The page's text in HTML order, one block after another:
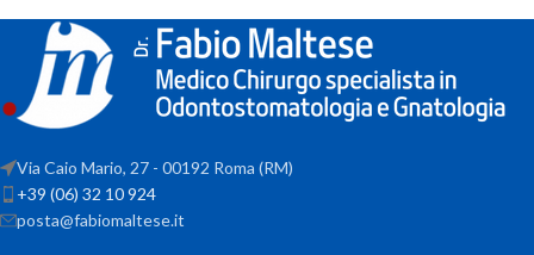
Via Caio Mario, 27 - 00192 Roma (RM)
+39 (06) 32 10 924
posta@fabiomaltese.it